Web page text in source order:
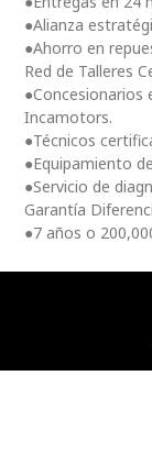
●Alianza
●Ahorro en
Red de Talleres
Incamotors.
●Técnicos
●Equipamiento
●Servicio de
Garantía
●7 años o